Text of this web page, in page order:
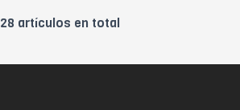
28 artículos en total